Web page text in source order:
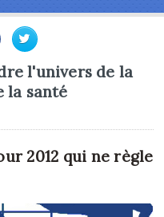
l'univers de la
la santé
2012 qui ne règle